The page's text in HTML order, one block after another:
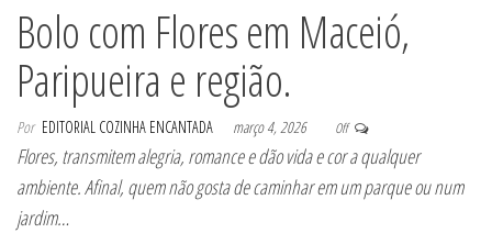
Bolo com Flores em Maceió,
Paripueira e região.
Por EDITORIAL COZINHA ENCANTADA março 4, 2026 Off
Flores, transmitem alegria, romance e dão vida e cor a qualquer
ambiente. Afinal, quem não gosta de caminhar em um parque ou num
jardim…